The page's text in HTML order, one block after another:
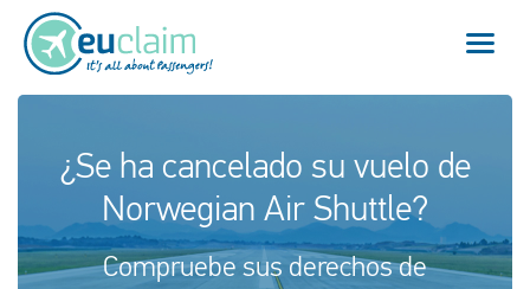
Vuelo cancelado
Vuelo retrasado
Conexión perdida
¿Se ha cancelado su vuelo de
Norwegian Air Shuttle?
Compruebe sus derechos de